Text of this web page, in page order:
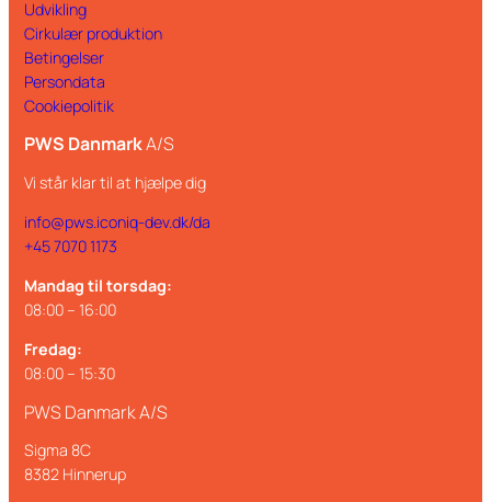
Udvikling
Cirkulær produktion
Betingelser
Persondata
Cookiepolitik
PWS DanmarkA/S
Vi står klar til at hjælpe dig
info@pws.iconiq-dev.dk/da
+45 7070 1173
Mandag til torsdag:
08:00 – 16:00
Fredag:
08:00 – 15:30
PWS Danmark A/S
Sigma 8C
8382 Hinnerup